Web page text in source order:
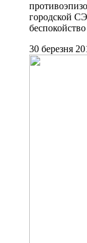
городской
30 березня